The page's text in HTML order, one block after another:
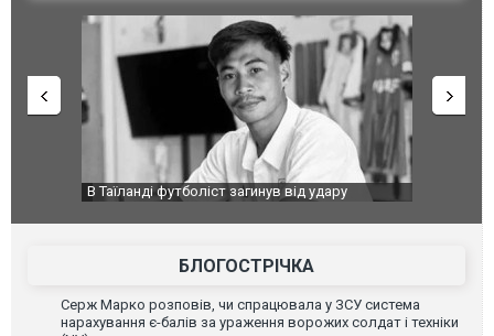
В Таїланді футболіст загинув від удару
блискавки під час матчу: ще 12 людей
постраждали. ВІДЕО
БЛОГОСТРІЧКА
Серж Марко розповів, чи спрацювала у ЗСУ система
нарахування є-балів за ураження ворожих солдат і техніки